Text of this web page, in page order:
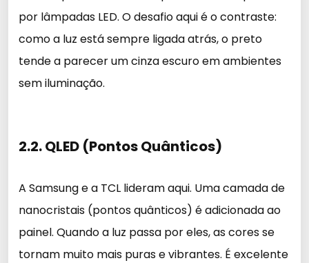
por lâmpadas LED. O desafio aqui é o contraste:
como a luz está sempre ligada atrás, o preto
tende a parecer um cinza escuro em ambientes
sem iluminação.
2.2. QLED (Pontos Quânticos)
A Samsung e a TCL lideram aqui. Uma camada de
nanocristais (pontos quânticos) é adicionada ao
painel. Quando a luz passa por eles, as cores se
tornam muito mais puras e vibrantes. É excelente